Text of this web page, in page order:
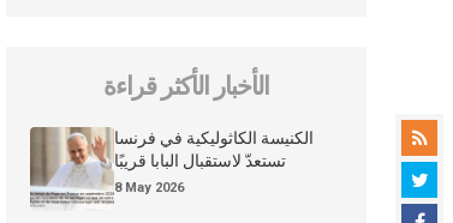
الأخبار الأكثر قراءة
الكنيسة الكاثوليكية في فرنسا
تستعدّ لاستقبال البابا قريبًا
8 May 2026